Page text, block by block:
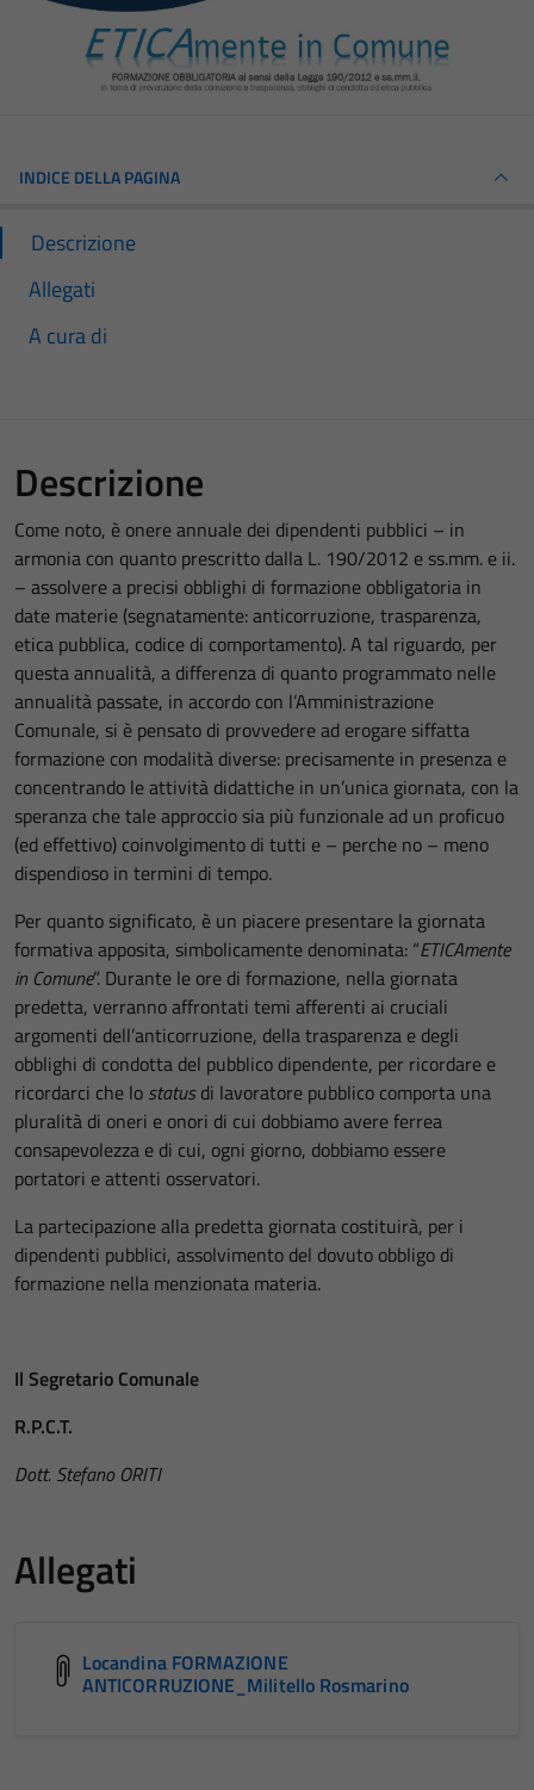
INDICE DELLA PAGINA
Descrizione
Allegati
A cura di
Descrizione
Come noto, è onere annuale dei dipendenti pubblici – in
armonia con quanto prescritto dalla L. 190/2012 e ss.mm. e ii.
– assolvere a precisi obblighi di formazione obbligatoria in
date materie (segnatamente: anticorruzione, trasparenza,
etica pubblica, codice di comportamento). A tal riguardo, per
questa annualità, a differenza di quanto programmato nelle
annualità passate, in accordo con l’Amministrazione
Comunale, si è pensato di provvedere ad erogare siffatta
formazione con modalità diverse: precisamente in presenza e
concentrando le attività didattiche in un’unica giornata, con la
speranza che tale approccio sia più funzionale ad un proficuo
(ed effettivo) coinvolgimento di tutti e – perche no – meno
dispendioso in termini di tempo.
Per quanto significato, è un piacere presentare la giornata
formativa apposita, simbolicamente denominata: “ETICAmente
in Comune”. Durante le ore di formazione, nella giornata
predetta, verranno affrontati temi afferenti ai cruciali
argomenti dell’anticorruzione, della trasparenza e degli
obblighi di condotta del pubblico dipendente, per ricordare e
ricordarci che lo statusdi lavoratore pubblico comporta una
pluralità di oneri e onori di cui dobbiamo avere ferrea
consapevolezza e di cui, ogni giorno, dobbiamo essere
portatori e attenti osservatori.
La partecipazione alla predetta giornata costituirà, per i
dipendenti pubblici, assolvimento del dovuto obbligo di
formazione nella menzionata materia.
Il Segretario Comunale
R.P.C.T.
Dott. Stefano ORITI
Allegati
Locandina FORMAZIONE
ANTICORRUZIONE_Militello Rosmarino